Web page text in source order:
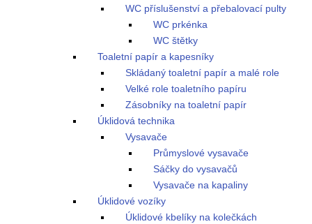
WC příslušenství a přebalovací pulty
WC prkénka
WC štětky
Toaletní papír a kapesníky
Skládaný toaletní papír a malé role
Velké role toaletního papíru
Zásobníky na toaletní papír
Úklidová technika
Vysavače
Průmyslové vysavače
Sáčky do vysavačů
Vysavače na kapaliny
Úklidové vozíky
Úklidové kbelíky na kolečkách